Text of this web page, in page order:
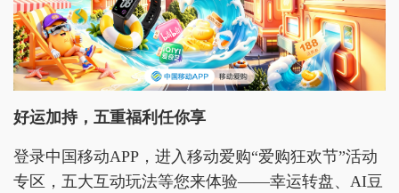
好运加持， 五重福利任你享
登录中国移动APP，进入移动爱购“爱购狂欢节”活动
专区，五大互动玩法等您来体验——幸运转盘、AI豆